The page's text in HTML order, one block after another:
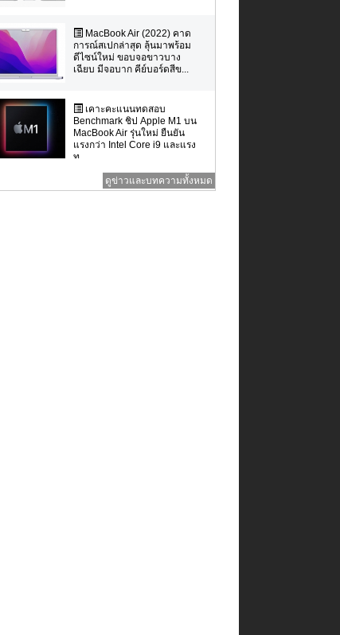
MacBook Air (2022) คาด
การณ์สเปกล่าสุด ลุ้นมาพร้อม
ดีไซน์ใหม่ ขอบจอขาวบาง
เฉียบ มีจอบาก คีย์บอร์ดสีข...
เคาะคะแนนทดสอบ
Benchmark ชิป Apple M1 บน
MacBook Air รุ่นใหม่ ยืนยัน
แรงกว่า Intel Core i9 และแรง
ท...
ดูข่าวและบทความทั้งหมด